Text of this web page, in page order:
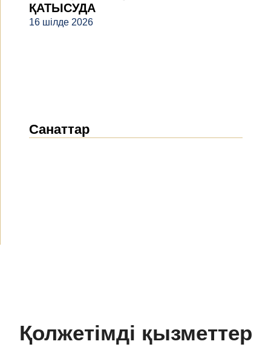
ҚАТЫСУДА
16 шілде 2026
Санаттар
Қолжетімді қызметтер